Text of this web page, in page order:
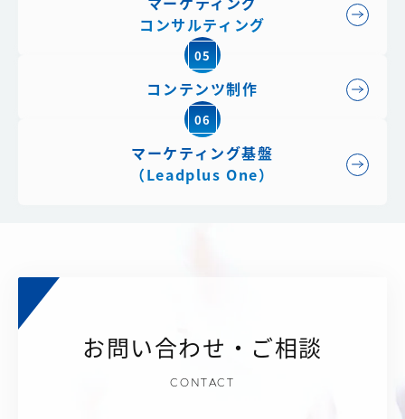
コンサルティング
05
コンテンツ制作
06
マーケティング基盤
（Leadplus One）
お問い合わせ・ご相談
CONTACT